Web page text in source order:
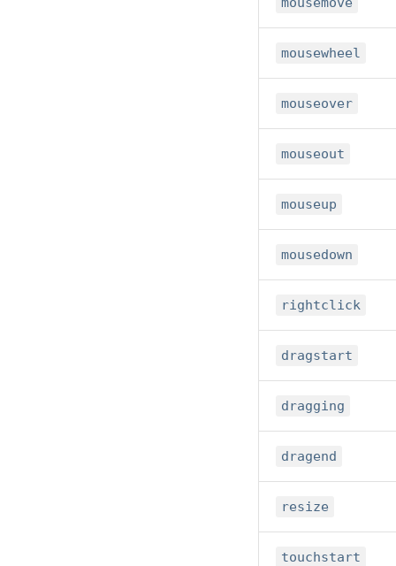
mousewheel
mouseover
mouseout
mouseup
mousedown
rightclick
dragstart
dragging
dragend
resize
touchstart